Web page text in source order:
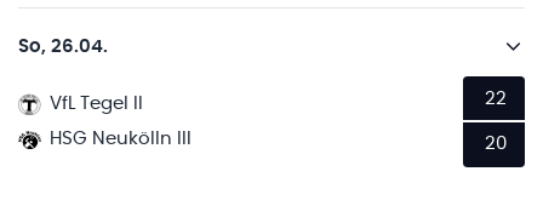
So, 26.04.
VfL Tegel II
HSG Neukölln III
22
20